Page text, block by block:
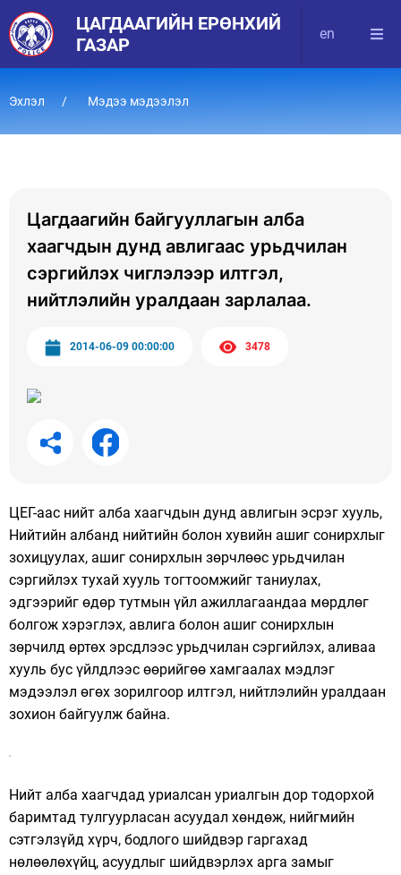
ЦАГДААГИЙН ЕРӨНХИЙ
ГАЗАР
en
Эхлэл Мэдээ мэдээлэл
Цагдаагийн байгууллагын алба
хаагчдын дунд авлигаас урьдчилан
сэргийлэх чиглэлээр илтгэл,
нийтлэлийн уралдаан зарлалаа.
2014-06-09 00:00:00 3478
ЦЕГ-аас нийт алба хаагчдын дунд авлигын эсрэг хууль,
Нийтийн албанд нийтийн болон хувийн ашиг сонирхлыг
зохицуулах, ашиг сонирхлын зөрчлөөс урьдчилан
сэргийлэх тухай хууль тогтоомжийг таниулах,
эдгээрийг өдөр тутмын үйл ажиллагаандаа мөрдлөг
болгож хэрэглэх, авлига болон ашиг сонирхлын
зөрчилд өртөх эрсдлээс урьдчилан сэргийлэх, аливаа
хууль бус үйлдлээс өөрийгөө хамгаалах мэдлэг
мэдээлэл өгөх зорилгоор илтгэл, нийтлэлийн уралдаан
зохион байгуулж байна.
Нийт алба хаагчдад уриалсан уриалгын дор тодорхой
баримтад тулгуурласан асуудал хөндөж, нийгмийн
сэтгэлзүйд хүрч, бодлого шийдвэр гаргахад
нөлөөлөхүйц, асуудлыг шийдвэрлэх арга замыг